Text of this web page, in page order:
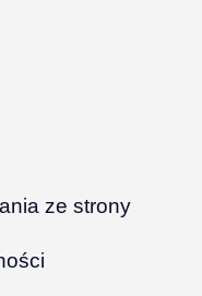
ze strony